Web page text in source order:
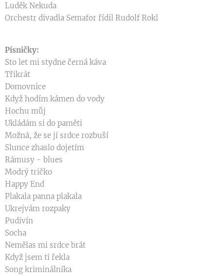
Luděk Nekuda
Orchestr divadla Semafor řídil Rudolf Rokl
Písničky:
Sto let mi stydne černá káva
Třikrát
Domovnice
Když hodím kámen do vody
Hochu můj
Ukládám si do paměti
Možná, že se jí srdce rozbuší
Slunce zhaslo dojetím
Rámusy - blues
Modrý tričko
Happy End
Plakala panna plakala
Ukrejvám rozpaky
Pudivín
Socha
Nemělas mi srdce brát
Když jsem ti řekla
Song kriminálníka